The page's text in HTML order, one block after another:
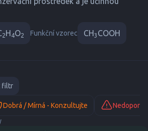
2H4O2 Funkční vzorec CH3 COOH
filtr
Dobrá / Mírná - Konzultujte